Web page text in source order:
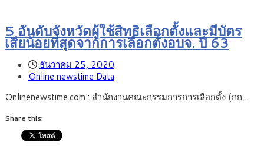
5 อันดับจังหวัดผู้ใช้สิทธิเลือกตั้งและมีบัตร
เสียน้อยที่สุดจากการเลือกตั้งอบจ. ปี 63
ธันวาคม 25, 2020
Online newstime Data
Onlinenewstime.com : สำนักงานคณะกรรมการการเลือกตั้ง (กก…
Share this: